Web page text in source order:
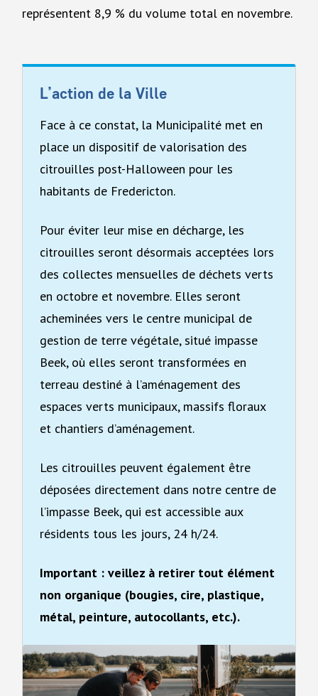
représentent 8,9 % du volume total en novembre.
L’action de la Ville
Face à ce constat, la Municipalité met en
place un dispositif de valorisation des
citrouilles post-Halloween pour les
habitants de Fredericton.
Pour éviter leur mise en décharge, les
citrouilles seront désormais acceptées lors
des collectes mensuelles de déchets verts
en octobre et novembre. Elles seront
acheminées vers le centre municipal de
gestion de terre végétale, situé impasse
Beek, où elles seront transformées en
terreau destiné à l’aménagement des
espaces verts municipaux, massifs floraux
et chantiers d’aménagement.
Les citrouilles peuvent également être
déposées directement dans notre centre de
l’impasse Beek, qui est accessible aux
résidents tous les jours, 24 h/24.
Important : veillez à retirer tout élément
non organique (bougies, cire, plastique,
métal, peinture, autocollants, etc.).